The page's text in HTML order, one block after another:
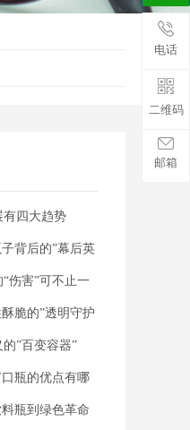
有四大趋势
背后的”幕后英
伤害”可不止一
脆的”透明守护
”百变容器”
瓶的优点有哪
瓶到绿色革命
电话
二维码
邮箱